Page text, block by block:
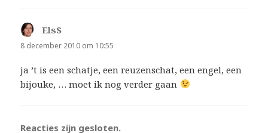
ElsS
8 december 2010 om 10:55
ja ’t is een schatje, een reuzenschat, een engel, een
bijouke, … moet ik nog verder gaan
Reacties zijn gesloten.